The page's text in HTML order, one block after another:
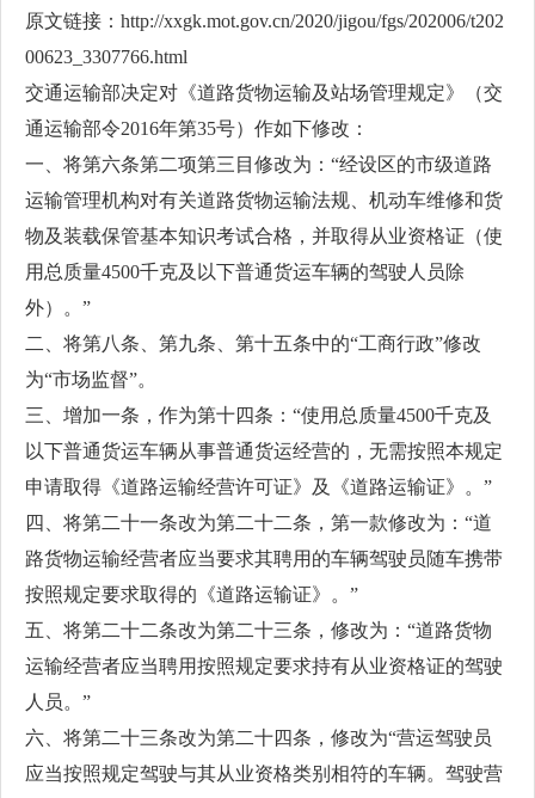
原文链接：http://xxgk.mot.gov.cn/2020/jigou/fgs/202006/t202
00623_3307766.html
交通运输部决定对《道路货物运输及站场管理规定》（交
通运输部令2016年第35号）作如下修改：
一、将第六条第二项第三目修改为：“经设区的市级道路
运输管理机构对有关道路货物运输法规、机动车维修和货
物及装载保管基本知识考试合格，并取得从业资格证（使
用总质量4500千克及以下普通货运车辆的驾驶人员除
外）。”
二、将第八条、第九条、第十五条中的“工商行政”修改
为“市场监督”。
三、增加一条，作为第十四条：“使用总质量4500千克及
以下普通货运车辆从事普通货运经营的，无需按照本规定
申请取得《道路运输经营许可证》及《道路运输证》。”
四、将第二十一条改为第二十二条，第一款修改为：“道
路货物运输经营者应当要求其聘用的车辆驾驶员随车携带
按照规定要求取得的《道路运输证》。”
五、将第二十二条改为第二十三条，修改为：“道路货物
运输经营者应当聘用按照规定要求持有从业资格证的驾驶
人员。”
六、将第二十三条改为第二十四条，修改为“营运驾驶员
应当按照规定驾驶与其从业资格类别相符的车辆。驾驶营